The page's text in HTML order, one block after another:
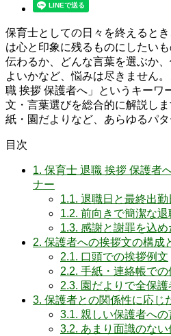
保育士としての日々を終えると
は心と印象に残るものにしたい
伝わるか、どんな言葉を選ぶか
よいかなど、悩みは尽きません
職 挨拶 保護者へ」というキーワ
文・言葉選びを総合的に解説し
紙・園だよりなど、あらゆるパタ
目次
1. 保育士 退職 挨拶 保護者
ナー
1.1. 退職日と最終出勤
1.2. 前向きで簡潔な
1.3. 感謝と謝罪を込
2. 保護者への挨拶文の構成
2.1. 口頭での挨拶例文
2.2. 手紙・連絡帳で
2.3. 園だよりで全保
3. 保護者との関係性に応じ
3.1. 親しい保護者へ
3.2. あまり面識のな